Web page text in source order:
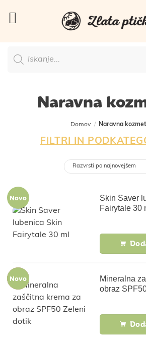
search
Naravna
Domov / Naravna
FILTRI IN
Novo
Skin Saver
Fairytale 30
-10%
Novo
Mineralna
obraz